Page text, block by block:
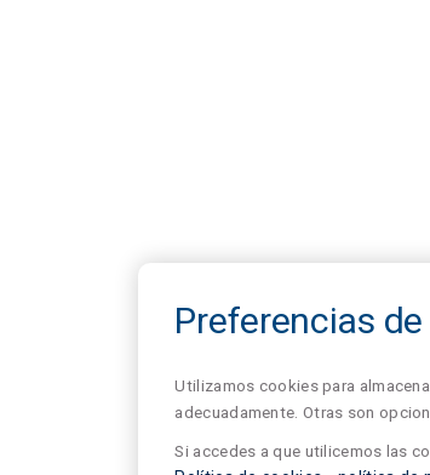
Preferencias
Utilizamos cookies para
adecuadamente. Otras son
Si accedes a que utilicemos las